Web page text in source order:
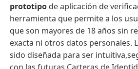
prototipo de aplicación de
herramienta que permite a los
que son mayores de 18 años sin
exacta ni otros datos personales.
sido diseñada para ser